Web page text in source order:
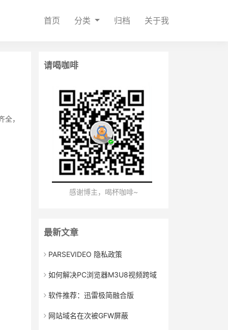
首页 分类 归档 关于我
，
请喝咖啡
感谢博主，喝杯咖啡~
最新文章
PARSEVIDEO 隐私政策
如何解决PC浏览器M3U8视频跨域
播放失败的问题
软件推荐：迅雷极简融合版
网站域名在次被GFW屏蔽